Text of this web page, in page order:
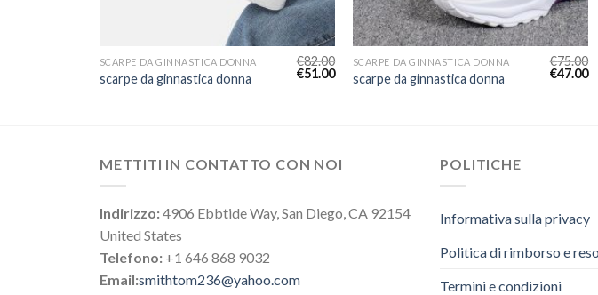
SCARPE DA GINNASTICA DONNA
scarpe da ginnastica donna
€82.00
€51.00
SCARPE DA GINNASTICA DONNA
scarpe da ginnastica donna
€75.00
€47.00
METTITI IN CONTATTO CON NOI
Indirizzo:4906 Ebbtide Way, San Diego, CA 92154
United States
Telefono: +1 646 868 9032
Email:smithtom236@yahoo.com
POLITICHE
Informativa sulla privacy
Politica di rimborso e reso
Termini e condizioni